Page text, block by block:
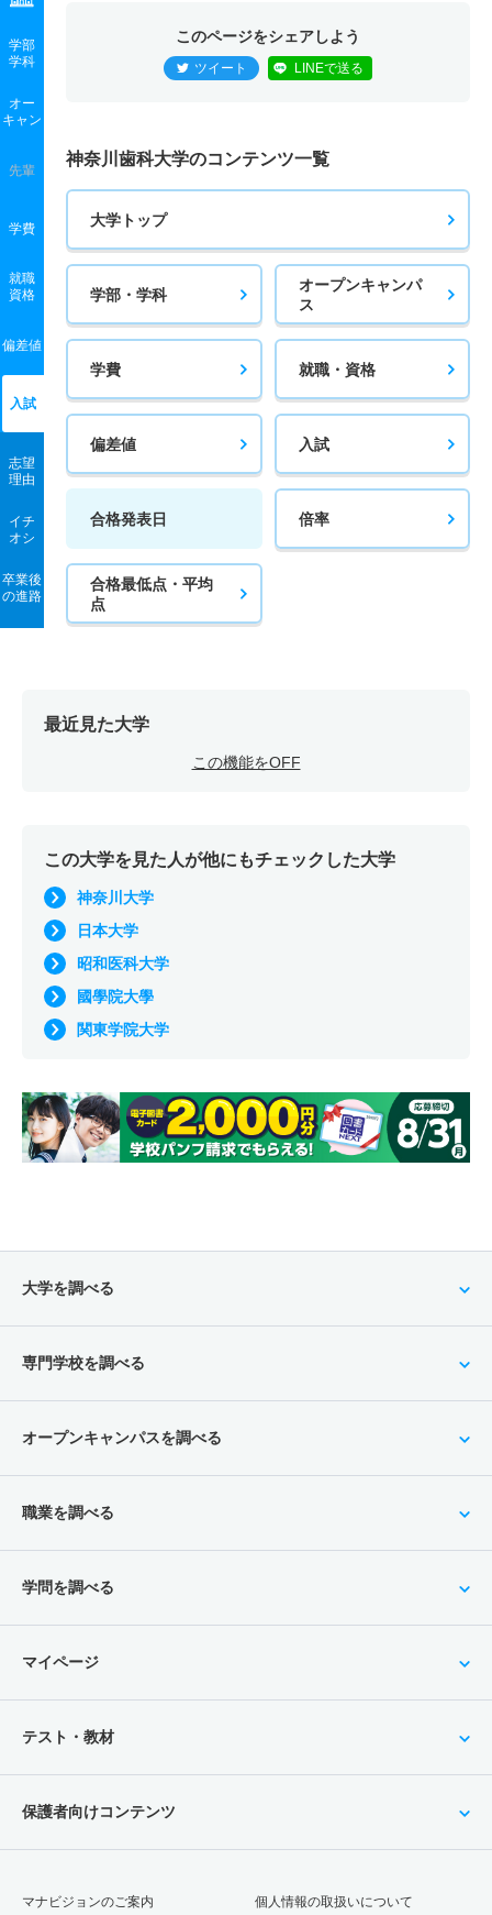
学部
学科
オー
キャン
先輩
学費
就職
資格
偏差値
入試
志望
理由
イチ
オシ
卒業後
の進路
このページをシェアしよう
ツイート LINEで送る
神奈川歯科大学のコンテンツ一覧
大学トップ
学部・学科
オープンキャンパ
ス
学費 就職・資格
偏差値 入試
合格発表日 倍率
合格最低点・平均
点
最近見た大学
この機能をOFF
この大学を見た人が他にもチェックした大学
神奈川大学
日本大学
昭和医科大学
國學院大學
関東学院大学
大学を調べる
専門学校を調べる
オープンキャンパスを調べる
職業を調べる
学問を調べる
マイページ
テスト・教材
保護者向けコンテンツ
マナビジョンのご案内 個人情報の取扱いについて